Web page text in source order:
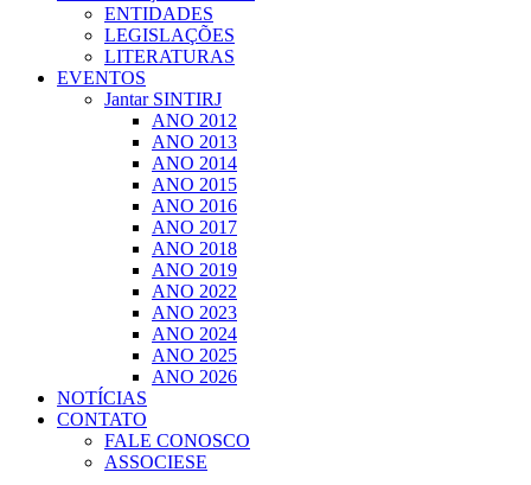
ENTIDADES
LEGISLAÇÕES
LITERATURAS
EVENTOS
Jantar SINTIRJ
ANO 2012
ANO 2013
ANO 2014
ANO 2015
ANO 2016
ANO 2017
ANO 2018
ANO 2019
ANO 2022
ANO 2023
ANO 2024
ANO 2025
ANO 2026
NOTÍCIAS
CONTATO
FALE CONOSCO
ASSOCIESE